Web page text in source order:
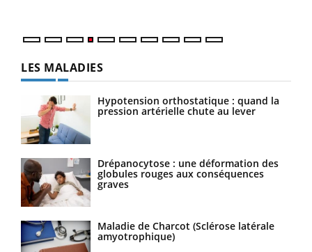
LES MALADIES
Hypotension orthostatique : quand la
pression artérielle chute au lever
Drépanocytose : une déformation des
globules rouges aux conséquences
graves
Maladie de Charcot (Sclérose latérale
amyotrophique)